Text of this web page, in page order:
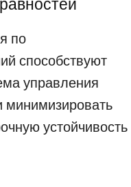
по
способствуют
управления
минимизировать
устойчивость